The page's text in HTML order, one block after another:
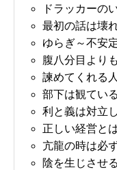
ドラッカーの
最初の話は壊
ゆらぎ～不安
腹八分目より
諫めてくれる
部下は観ている
利と義は対立
正しい経営と
亢龍の時は必
陰を生じさせ